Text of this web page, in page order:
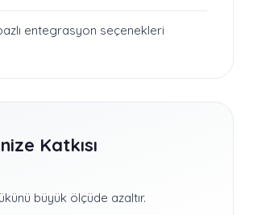
entegrasyon seçenekleri
Katkısı
büyük ölçüde azaltır.